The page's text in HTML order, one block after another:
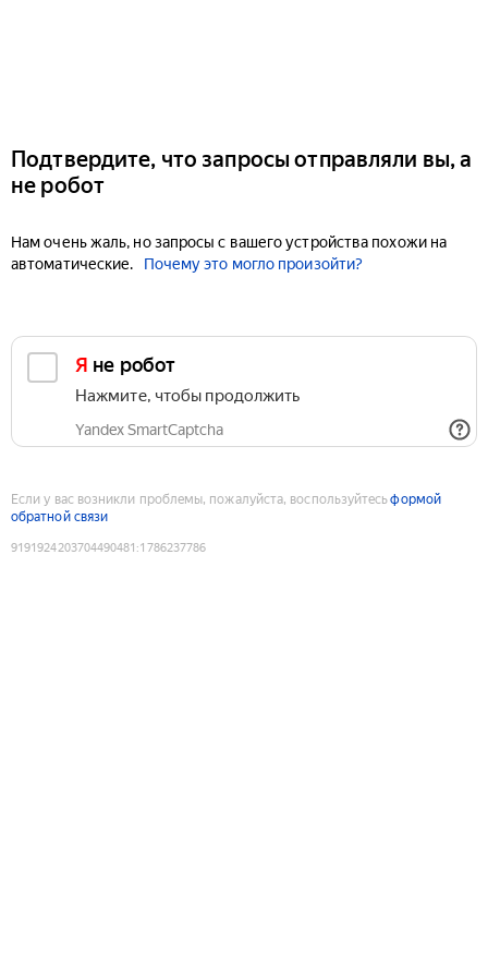
Подтвердите, что запросы отправляли вы, а
не робот
Нам очень жаль, но запросы с вашего устройства похожи на
автоматические.
Почему это могло произойти?
Я не робот
Нажмите, чтобы продолжить
Yandex SmartCaptcha
Если у вас возникли проблемы, пожалуйста, воспользуйтесьформой
обратной связи
9191924203704490481 :1786237786